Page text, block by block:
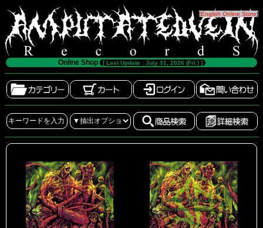
[English Online Store]
Online Shop [ Last Update : July 31, 2026 (Fri.) ]